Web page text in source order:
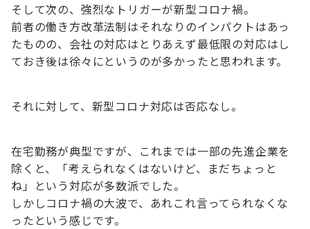
そして次の、強烈なトリガーが新型コロナ禍。
前者の働き方改革法制はそれなりのインパクトはあっ
たものの、会社の対応はとりあえず最低限の対応はし
ておき後は徐々にというのが多かったと思われます。
それに対して、新型コロナ対応は否応なし。
在宅勤務が典型ですが、これまでは一部の先進企業を
除くと、「考えられなくはないけど、まだちょっと
ね」という対応が多数派でした。
しかしコロナ禍の大波で、あれこれ言ってられなくな
ったという感じです。